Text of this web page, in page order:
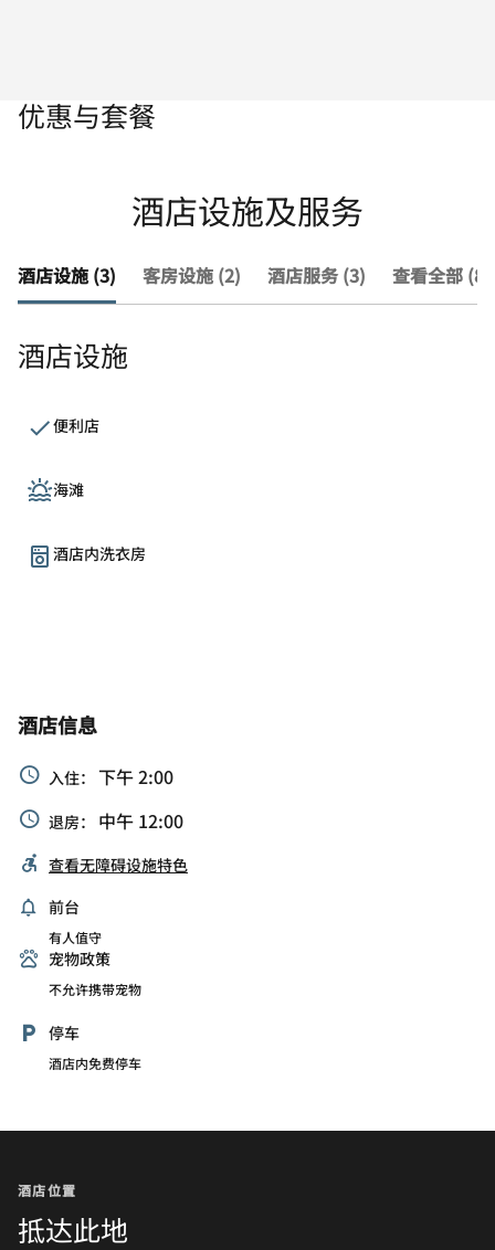
优惠与套餐
酒店设施及服务
酒店设施 (3) 客房设施 (2) 酒店服务 (3) 查看全部 (8)
酒店设施
便利店
海滩
酒店内洗衣房
酒店信息
入住： 下午 2:00
退房： 中午 12:00
查看无障碍设施特色
前台
有人值守
宠物政策
不允许携带宠物
停车
酒店内免费停车
酒店位置
抵达此地